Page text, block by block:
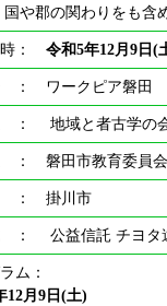
国や郡の関わりをも含
時： 令和5年12月9日
ワークピア磐田 多
地域と者古学の
磐田市教育委員会
： 掛川市
公益信託 チヨタ遠
ム：
12月9日(土)